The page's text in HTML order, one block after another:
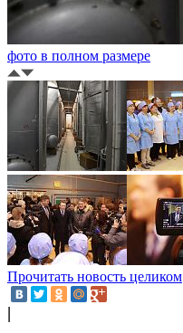
фото в полном размере
Прочитать новость целиком
|